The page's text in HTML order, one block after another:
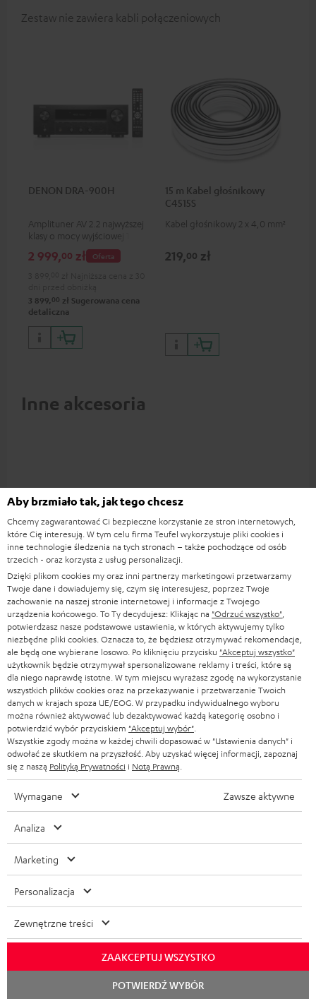
Zestaw nie zawiera kabli połączeniowych
DENON DRA-900H
Amplituner AV 2.2 najwyższej
klasy o mocy wyjściowej 146 W
na każdy kanał przy
impedancji 6 Om,odtwarzanie
inne analogowe i cyfrowe
wejścia, 6 wejść HDMI i jedno
następujących formatów: 8K,
3D, HDCP 2.3, HDR10+,
Oferta
2 999,00 zł
3 899, 00 zł Sugerowana cena
detaliczna
15 m Kabel głośnikowy
C4515S
Kabel głośnikowy 2 x 4,0 mm²
219,00 zł
Inne akcesoria
Yamaha R-N800A
Najwyższej klasy amplituner
AV 2.1 o mocy wyjściowej 220
W na kanał przy 4 omach (1
kHz, 0,7% THD)
4 799,00zł
Odtwarzacz Blu-ray
Panasonic DP-UB154
Odtwarzacz Blu-ray Ultra HD
4K z technologią Dolby
Atmos i obsługą Multi HDR
oraz HDR10+ dla znakomitej
jakości obrazu z
realistycznymi kontrastami i
kolorami
769,00zł
Pełna zawartość zestawu
DEFINION 3
2 × Kolumna głośnikowa DEF 3 F – White/Black
2 × Kolce głośnikowe AC 8548 BA – Titan
4 × Kolce do satelit – Titan
Aby brzmiało tak, jak tego chcesz
Chcemy zagwarantować Ci bezpieczne korzystanie ze stron internetowych,
które Cię interesują. W tym celu firma Teufel wykorzystuje pliki cookies i
inne technologie śledzenia na tych stronach – także pochodzące od osób
trzecich - oraz korzysta z usług personalizacji.
Dzięki plikom cookies my oraz inni partnerzy marketingowi przetwarzamy
Twoje dane i dowiadujemy się, czym się interesujesz, poprzez Twoje
zachowanie na naszej stronie internetowej i informacje z Twojego
urządzenia końcowego. To Ty decydujesz: Klikając na "Odrzuć wszystko"
potwierdzasz nasze podstawowe ustawienia, w których aktywujemy tylko
niezbędne pliki cookies. Oznacza to, że będziesz otrzymywać rekomendacje,
ale będą one wybierane losowo. Po kliknięciu przycisku "Akceptuj wszystko"
użytkownik będzie otrzymywał spersonalizowane reklamy i treści, które są
dla niego naprawdę istotne. W tym miejscu wyrażasz zgodę na wykorzystanie
wszystkich plików cookies oraz na przekazywanie i przetwarzanie Twoich
danych w krajach spoza UE/EOG. W przypadku indywidualnego wyboru
można również aktywować lub dezaktywować każdą kategorię osobno i
potwierdzić wybór przyciskiem "Akceptuj wybór"
Wszystkie zgody można w każdej chwili dopasować w "Ustawienia danych" i
odwołać ze skutkiem na przyszłość. Aby uzyskać więcej informacji, zapoznaj
się z naszą Polityką Prywatności i Notą Prawną
Wymagane Zawsze aktywne
Analiza
Marketing
Personalizacja
Zewnętrzne treści
ZAAKCEPTUJ WSZYSTKO
POTWIERDŹ WYBÓR